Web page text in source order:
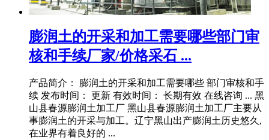
膨润土的开采和加工需要哪些部门审
核和手续厂家/价格采石 ...
产品简介： 膨润土的开采和加工需要哪些 部门审核和手
续 发布时间： 更新 有效时间： 长期有效 在线咨询 ... 黑
山县春源膨润土加工厂 黑山县春源膨润土加工厂主要从
事膨润土的开采与加工。辽宁黑山出产膨润土历史悠久,
在业界有着良好的 ...